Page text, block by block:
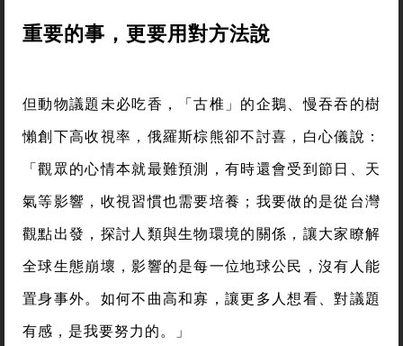
重要的事，更要用對方法說
但動物議題未必吃香，「古椎」的企鵝、慢吞吞的樹
懶創下高收視率，俄羅斯棕熊卻不討喜，白心儀說：
「觀眾的心情本就最難預測，有時還會受到節日、天
氣等影響，收視習慣也需要培養；我要做的是從台灣
觀點出發，探討人類與生物環境的關係，讓大家瞭解
全球生態崩壞，影響的是每一位地球公民，沒有人能
置身事外。如何不曲高和寡，讓更多人想看、對議題
有感，是我要努力的。」